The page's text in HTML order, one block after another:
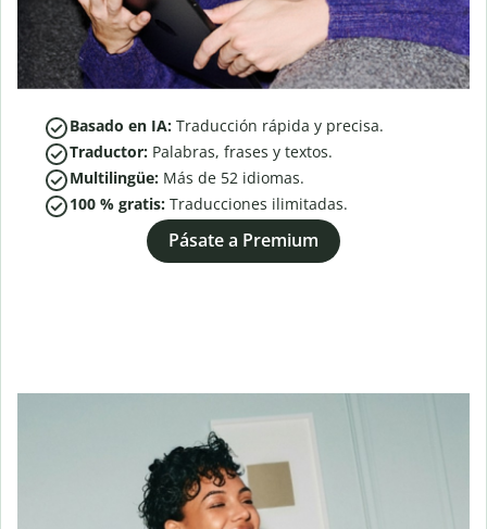
Basado en IA: Traducción rápida y precisa.
Traductor: Palabras, frases y textos.
Multilingüe: Más de 52 idiomas.
100 % gratis: Traducciones ilimitadas.
Pásate a Premium